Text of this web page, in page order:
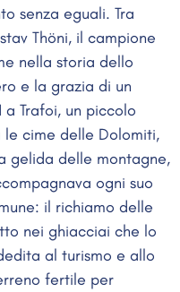
senza eguali. Tra
Thöni, il campione
nella storia dello
e la grazia di un
Trafoi, un piccolo
cime delle Dolomiti,
gelida delle montagne,
ogni suo
il richiamo delle
nei ghiacciai che lo
al turismo e allo
fertile per